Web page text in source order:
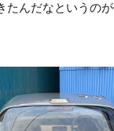
たんだなというのが